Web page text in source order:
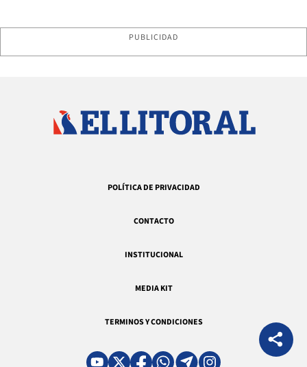
PUBLICIDAD
POLÍTICA DE PRIVACIDAD
CONTACTO
INSTITUCIONAL
MEDIA KIT
TERMINOS Y CONDICIONES